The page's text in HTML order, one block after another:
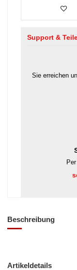
Support &
Sie erreichen
Beschreibung
Artikeldetails